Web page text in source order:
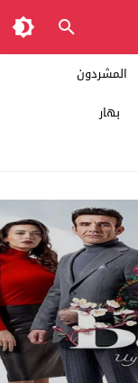
المشردون
بهار